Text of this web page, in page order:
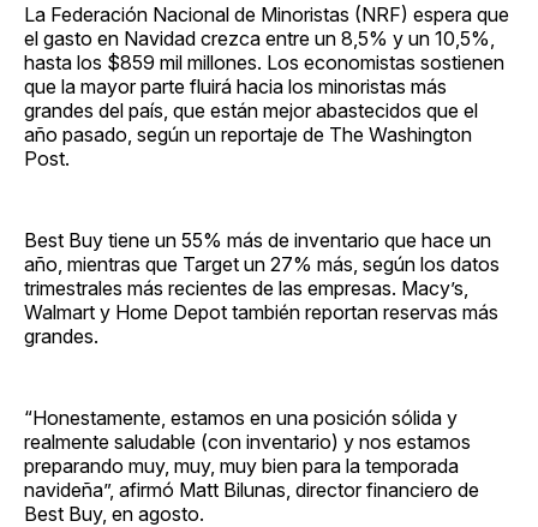
La Federación Nacional de Minoristas (NRF) espera que
el gasto en Navidad crezca entre un 8,5% y un 10,5%,
hasta los $859 mil millones. Los economistas sostienen
que la mayor parte fluirá hacia los minoristas más
grandes del país, que están mejor abastecidos que el
año pasado, según un reportaje de The Washington
Post.
Best Buy tiene un 55% más de inventario que hace un
año, mientras que Target un 27% más, según los datos
trimestrales más recientes de las empresas. Macy’s,
Walmart y Home Depot también reportan reservas más
grandes.
“Honestamente, estamos en una posición sólida y
realmente saludable (con inventario) y nos estamos
preparando muy, muy, muy bien para la temporada
navideña”, afirmó Matt Bilunas, director financiero de
Best Buy, en agosto.